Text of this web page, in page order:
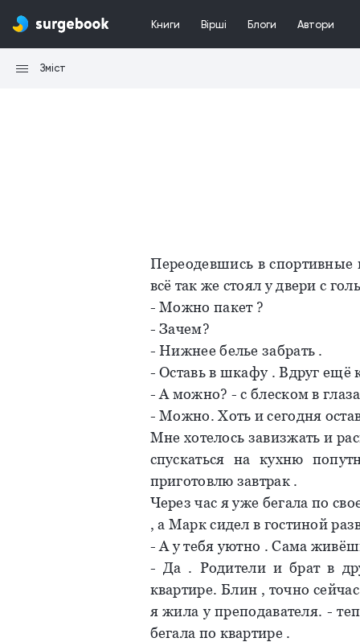
Книги Вірші Блоги Автори
Зміст
Переодевшись в
всё так же стоял у двери с
- Можно пакет ?
- Зачем?
- Нижнее белье забрать .
- Оставь в шкафу . Вдруг ещё
- А можно? - с блеском в
- Можно. Хоть и сегодня
Мне хотелось завизжать и
спускаться на кухню
приготовлю завтрак .
Через час я уже бегала по
, а Марк сидел в гостиной
- А у тебя уютно . Сама
- Да . Родители и брат в
квартире. Блин , точно
я жила у преподавателя. -
бегала по квартире .